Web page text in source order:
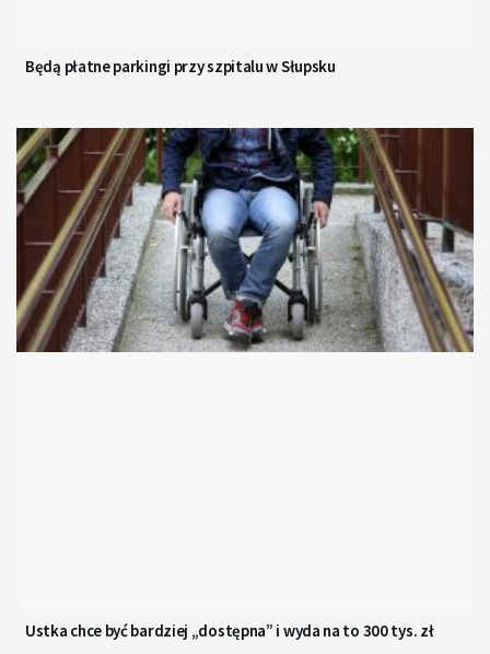
Będą płatne parkingi przy szpitalu w Słupsku
Ustka chce być bardziej „dostępna” i wyda na to 300 tys. zł